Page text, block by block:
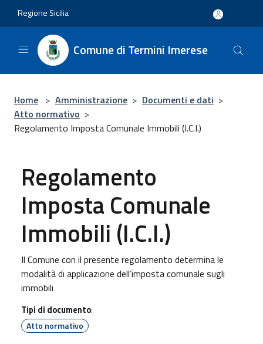
Regione Sicilia
Comune di Termini Imerese
Home > Amministrazione > Documenti e dati >
Atto normativo >
Regolamento Imposta Comunale Immobili (I.C.I.)
Regolamento
Imposta Comunale
Immobili (I.C.I.)
Il Comune con il presente regolamento determina le
modalità di applicazione dell’imposta comunale sugli
immobili
Tipi di documento:
Atto normativo